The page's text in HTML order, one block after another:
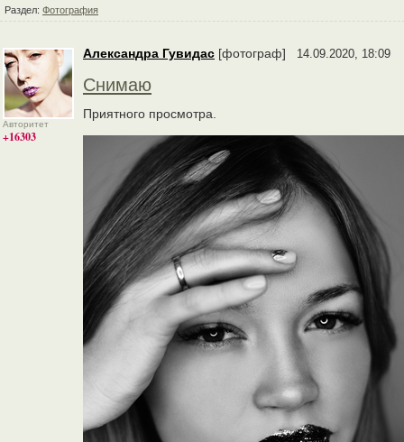
Раздел: Фотография
Авторитет
+16303
Александра Гувидас [фотограф] 14.09.2020, 18:09
Снимаю
Приятного просмотра.